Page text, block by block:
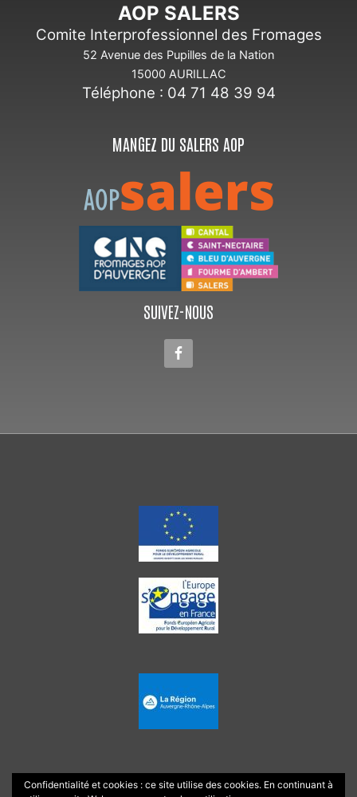
AOP SALERS
Comite Interprofessionnel des Fromages
52 Avenue des Pupilles de la Nation
15000 AURILLAC
Téléphone : 04 71 48 39 94
MANGEZ DU SALERS AOP
SUIVEZ-NOUS
Confidentialité et cookies : ce site utilise des cookies. En continuant à